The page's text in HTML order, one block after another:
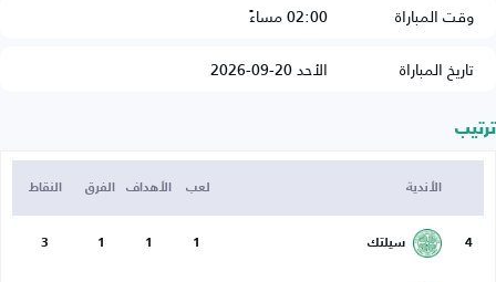
وقت المباراة
02:00 مساءً
تاريخ المباراة
الأحد 20-09-2026
ترتيب
الأندية لعب الأهداف الفرق النقاط
4 سيلتك 1
1
1
3